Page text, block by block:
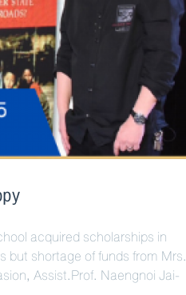
acquired scholarships in
but shortage of funds from Mrs.
Assist.Prof. Naengnoi Jai-